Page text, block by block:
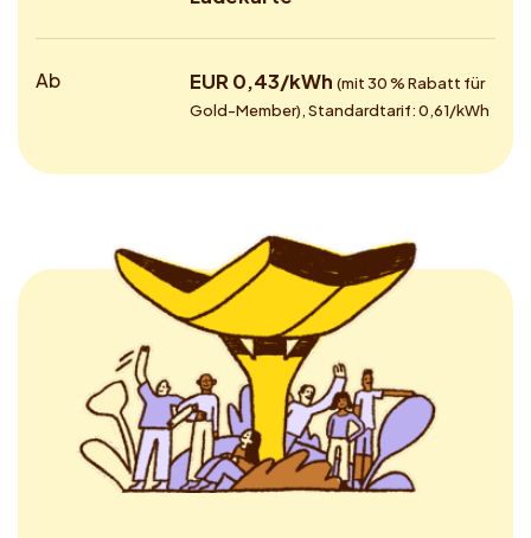
Ab EUR 0,43/kWh (mit 30 % Rabatt für
Gold-Member), Standardtarif: 0,61/kWh